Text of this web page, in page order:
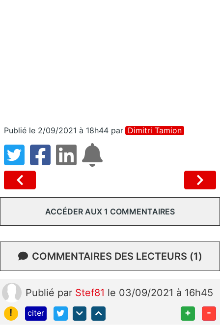
Publié le 2/09/2021 à 18h44 par Dimitri Tamion
ACCÉDER AUX 1 COMMENTAIRES
COMMENTAIRES DES LECTEURS (1)
Publié par Stef81 le 03/09/2021 à 16h45
!
citer + -